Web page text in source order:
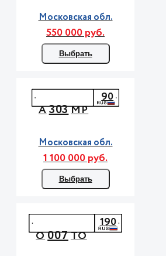
Московская обл.
550 000 руб.
Выбрать
А303МР
90
Московская обл.
1 100 000 руб.
Выбрать
О007ТО
190